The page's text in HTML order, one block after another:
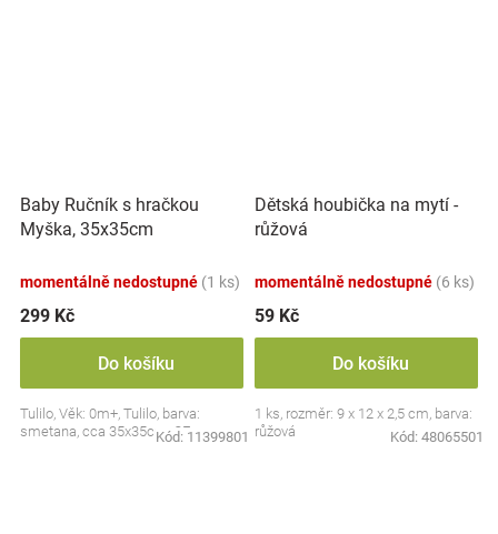
Baby Ručník s hračkou
Myška, 35x35cm
momentálně nedostupné (1 ks)
299 Kč
Do košíku
Tulilo, Věk: 0m+, Tulilo, barva:
smetana, cca 35x35cm, CE
Kód: 11399801
Dětská houbička na mytí -
růžová
momentálně nedostupné (6 ks)
59 Kč
Do košíku
1 ks, rozměr: 9 x 12 x 2,5 cm, barva:
růžová
Kód: 48065501